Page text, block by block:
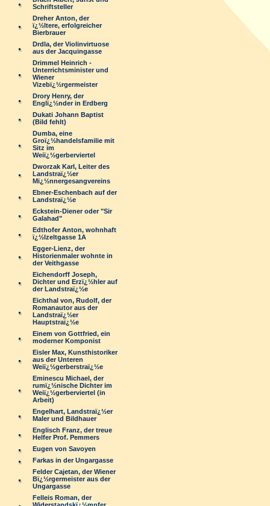
Schriftsteller
Dreher Anton, der
ï¿½ltere, erfolgreicher
Bierbrauer
Drdla, der Violinvirtuose
aus der Jacquingasse
Drimmel Heinrich -
Unterrichtsminister und
Wiener
Vizebï¿½rgermeister
Drory Henry, der
Englï¿½nder in Erdberg
Dukati Johann Baptist
(Bild fehlt)
Dumba, eine
Groï¿½handelsfamilie mit
Sitz im
Weiï¿½gerberviertel
Dworzak Karl, Leiter des
Landstraï¿½er
Mï¿½nnergesangvereins
Ebner-Eschenbach auf der
Landstraï¿½e
Eckstein-Diener oder "Sir
Galahad"
Edthofer Anton, wohnhaft
ï¿½lzeltgasse 1A
Egger-Lienz, der
Historienmaler wohnte in
der Veithgasse
Eichendorff Joseph,
Dichter und Erzï¿½hler auf
der Landstraï¿½e
Eichthal von, Rudolf, der
Romanautor aus der
Landstraï¿½er
Hauptstraï¿½e
Einem von Gottfried, ein
moderner Komponist
Eisler Max, Kunsthistoriker
aus der Unteren
Weiï¿½gerberstraï¿½e
Eminescu Michael, der
rumï¿½nische Dichter im
Weiï¿½gerberviertel (in
Arbeit)
Engelhart, Landstraï¿½er
Maler und Bildhauer
Englisch Franz, der treue
Helfer Prof. Pemmers
Eugen von Savoyen
Farkas in der Ungargasse
Felder Cajetan, der Wiener
Bï¿½rgermeister aus der
Ungargasse
Felleis Roman, der